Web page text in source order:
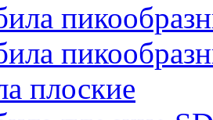
плоские